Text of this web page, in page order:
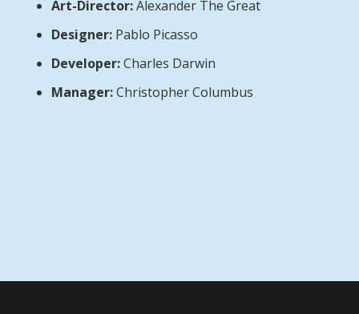
Art-Director:Alexander The Great
Designer: Pablo Picasso
Developer:Charles Darwin
Manager:Christopher Columbus